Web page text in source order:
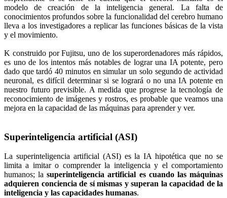
modelo de creación de la inteligencia general. La falta de
conocimientos profundos sobre la funcionalidad del cerebro humano
lleva a los investigadores a replicar las funciones básicas de la vista
y el movimiento.
K construido por Fujitsu, uno de los superordenadores más rápidos,
es uno de los intentos más notables de lograr una IA potente, pero
dado que tardó 40 minutos en simular un solo segundo de actividad
neuronal, es difícil determinar si se logrará o no una IA potente en
nuestro futuro previsible. A medida que progrese la tecnología de
reconocimiento de imágenes y rostros, es probable que veamos una
mejora en la capacidad de las máquinas para aprender y ver.
Superinteligencia artificial (ASI)
La superinteligencia artificial (ASI) es la IA hipotética que no se
limita a imitar o comprender la inteligencia y el comportamiento
humanos; lasuperinteligencia artificial es cuando las máquinas
adquieren conciencia de sí mismas y superan la capacidad de la
inteligencia y las capacidades humanas.